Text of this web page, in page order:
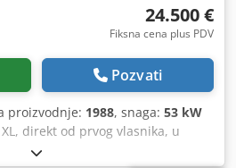
24.500 €
Fiksna cena plus PDV
Pozvati
proizvodnje: 1988, snaga: 53 kW
XL, direkt od prvog vlasnika, u
oko 8.600. Godina proizvodnje: